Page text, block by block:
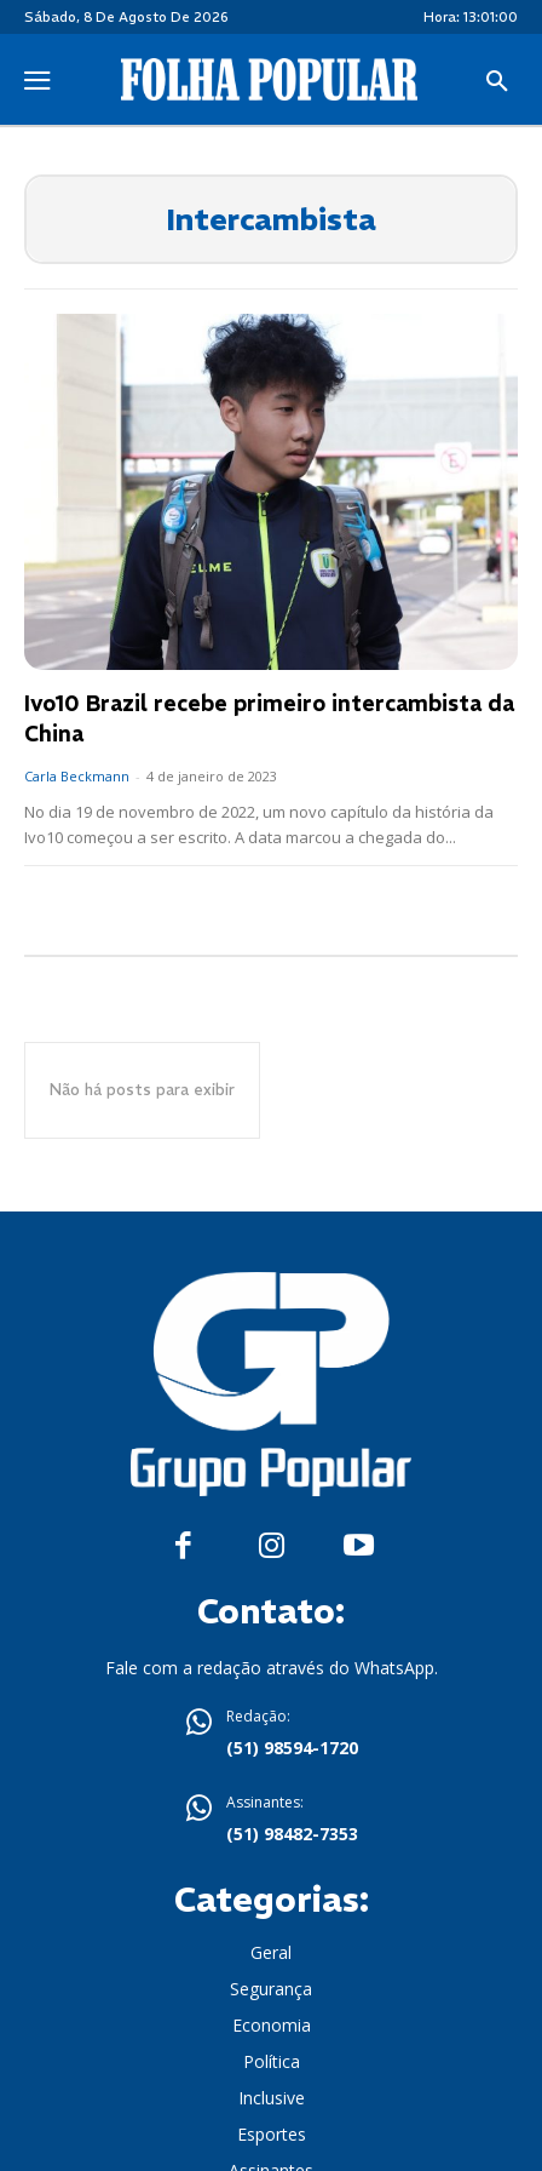
Sábado, 8 De Agosto De 2026 Hora:13:01:01
Intercambista
Ivo10 Brazil recebe primeiro intercambista da
China
Carla Beckmann - 4 de janeiro de 2023
No dia 19 de novembro de 2022, um novo capítulo da história da
Ivo10 começou a ser escrito. A data marcou a chegada do...
Não há posts para exibir
Contato:
Fale com a redação através do WhatsApp.
Redação:
(51) 98594-1720
Assinantes:
(51) 98482-7353
Categorias:
Geral
Segurança
Economia
Política
Inclusive
Esportes